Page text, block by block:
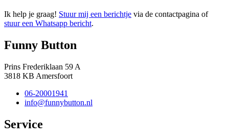
Ik help je graag! Stuur mij een berichtje via de contactpagina of
stuur een Whatsapp bericht.
Funny Button
Prins Frederiklaan 59 A
3818 KB Amersfoort
06-20001941
info@funnybutton.nl
Service